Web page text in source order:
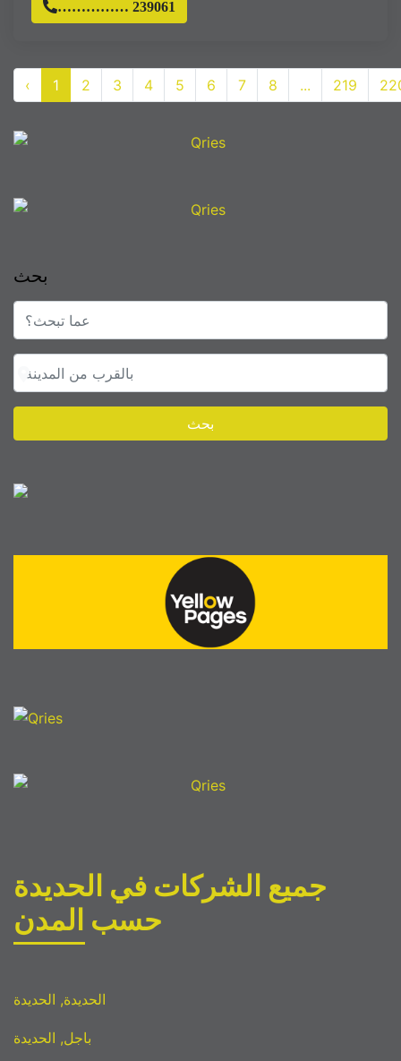
…………… 239061
‹ 1 2 3 4 5 6 7 8 ... 219
بحث
جميع الشركات في الحديدة
حسب المدن
الحديدة, الحديدة
باجل, الحديدة